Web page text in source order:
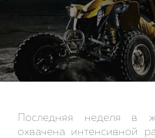
Последняя неделя в
охвачена интенсивной